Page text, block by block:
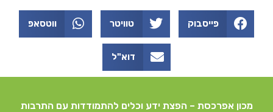
פייסבוק טוויטר ווטסאפ
דוא"ל
מכון אפרכסת – הפצת ידע וכלים להתמודדות עם התרבות